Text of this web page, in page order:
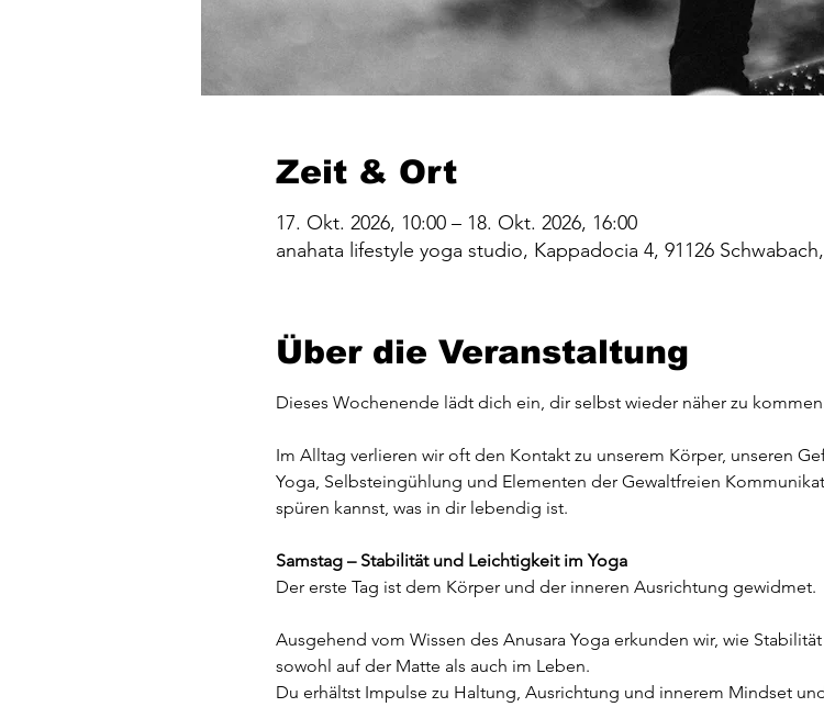
Zeit & Ort
17. Okt. 2026, 10:00 – 18. Okt. 2026, 16:00
anahata lifestyle yoga studio, Kappadocia 4, 91126
Über die Veranstaltung
Dieses Wochenende lädt dich ein, dir selbst wieder näher zu
Im Alltag verlieren wir oft den Kontakt zu unserem Körper, unseren
Yoga, Selbsteingühlung und Elementen der Gewaltfreien
spüren kannst, was in dir lebendig ist.
Samstag – Stabilität und Leichtigkeit im Yoga
Der erste Tag ist dem Körper und der inneren Ausrichtung gewidmet.
Ausgehend vom Wissen des Anusara Yoga erkunden wir, wie
sowohl auf der Matte als auch im Leben.
Du erhältst Impulse zu Haltung, Ausrichtung und innerem Mindset